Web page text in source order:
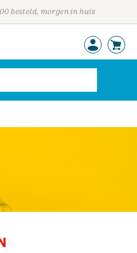
besteld, morgen in huis